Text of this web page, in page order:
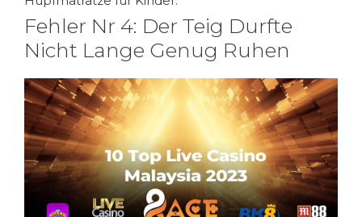
Fehler Nr 4: Der Teig Durfte
Nicht Lange Genug Ruhen